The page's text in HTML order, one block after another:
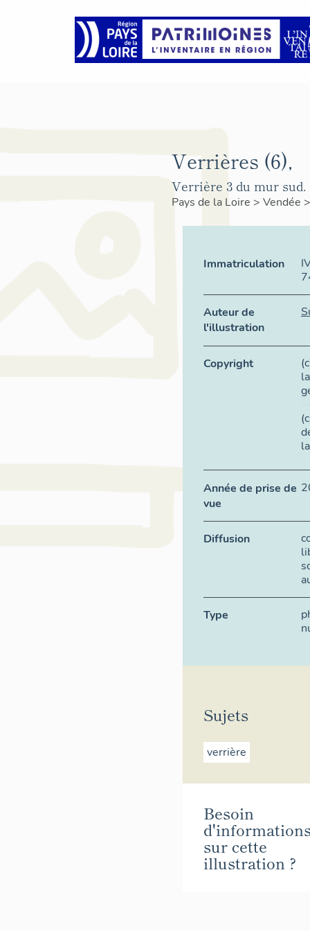
Verrières (6),
Verrière 3 du mur sud.
Pays de la Loire > Vendée
Immatriculation
Auteur de
l'illustration
Copyright
Année de prise de
vue
Diffusion
Type
Sujets
verrière
Besoin
sur cette
illustration ?